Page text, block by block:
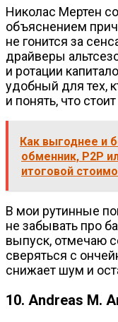
Николас Мертен
объяснением
не гонится за
драйверы
и ротации
удобный для тех,
и понять, что
Как выгоднее и
обменник, P2P
итоговой
В мои рутинные
не забывать про
выпуск, отмечаю
сверяться с
снижает шум и
10. Andreas M.